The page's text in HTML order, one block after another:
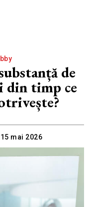
de
din timp ce
15 mai 2026